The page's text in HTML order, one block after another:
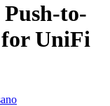
to-
UniFi